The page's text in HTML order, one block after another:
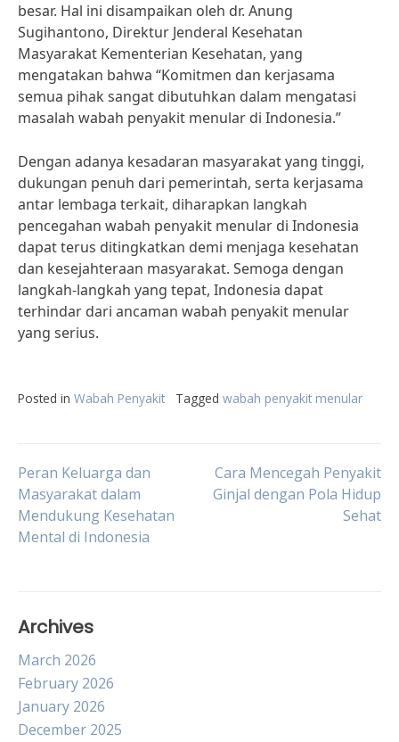
besar. Hal ini disampaikan oleh dr. Anung
Sugihantono, Direktur Jenderal Kesehatan
Masyarakat Kementerian Kesehatan, yang
mengatakan bahwa “Komitmen dan kerjasama
semua pihak sangat dibutuhkan dalam mengatasi
masalah wabah penyakit menular di Indonesia.”
Dengan adanya kesadaran masyarakat yang tinggi,
dukungan penuh dari pemerintah, serta kerjasama
antar lembaga terkait, diharapkan langkah
pencegahan wabah penyakit menular di Indonesia
dapat terus ditingkatkan demi menjaga kesehatan
dan kesejahteraan masyarakat. Semoga dengan
langkah-langkah yang tepat, Indonesia dapat
terhindar dari ancaman wabah penyakit menular
yang serius.
Posted in Wabah Penyakit Tagged wabah penyakit menular
Post
navigation
Peran Keluarga dan
Masyarakat dalam
Mendukung Kesehatan
Mental di Indonesia
Cara Mencegah Penyakit
Ginjal dengan Pola Hidup
Sehat
Archives
March 2026
February 2026
January 2026
December 2025